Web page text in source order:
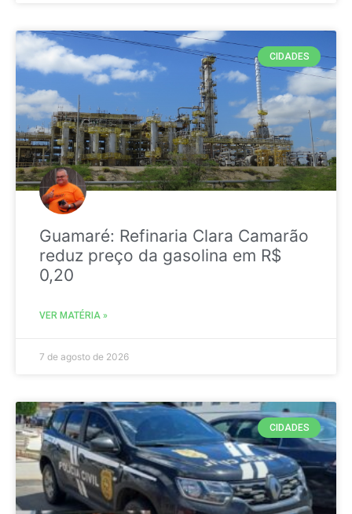
CIDADES
Guamaré: Refinaria Clara Camarão
reduz preço da gasolina em R$
0,20
VER MATÉRIA »
7 de agosto de 2026
CIDADES